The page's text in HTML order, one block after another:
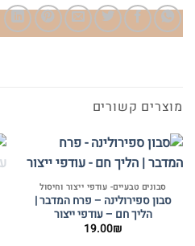
מוצרים קשורים
סבונים טבעיים- עודפי ייצור וחיסול
סבון ספירולינה – פרח המדבר |
הליך חם – עודפי ייצור
19.00₪